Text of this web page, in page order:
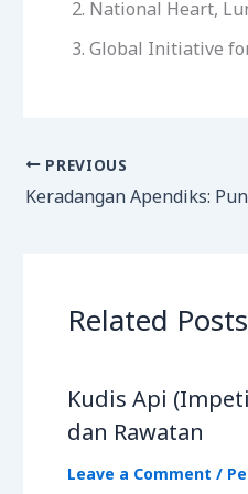
National Heart,
Global Initiative
PREVIOUS
Related Posts
Kudis Api
dan Rawatan
Leave a Comment /